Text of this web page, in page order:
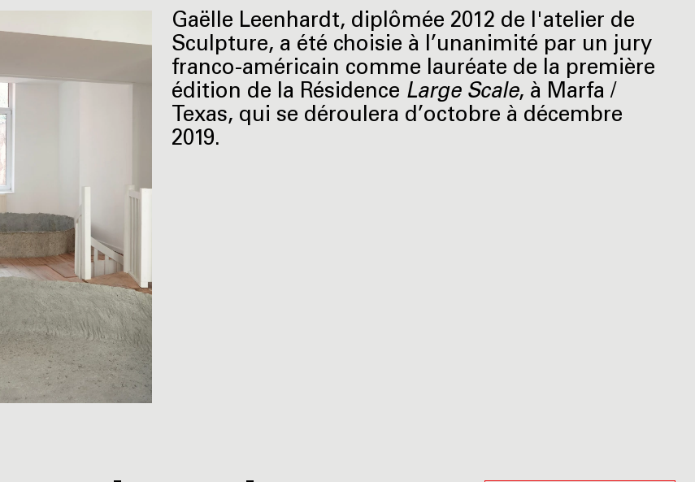
Gaëlle Leenhardt, diplômée 2012 de l'atelier de
Sculpture, a été choisie à l’unanimité par un jury
franco-américain comme lauréate de la première
édition de la Résidence Large Scale, à Marfa /
Texas, qui se déroulera d’octobre à décembre
2019.